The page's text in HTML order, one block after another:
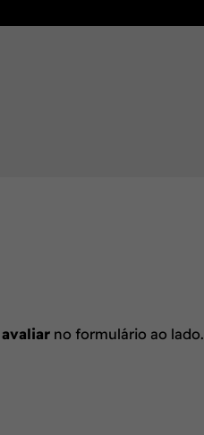
no formulário ao lado.